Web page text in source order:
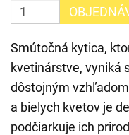
Smútočná kytica,
kvetinárstve, vyniká
dôstojným
a bielych kvetov je
podčiarkuje ich